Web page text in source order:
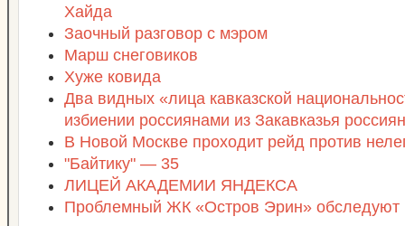
Хайда
Заочный разговор с мэром
Марш снеговиков
Хуже ковида
Два видных «лица кавказской
избиении россиянами из Закавказья
В Новой Москве проходит рейд против
"Байтику" — 35
ЛИЦЕЙ АКАДЕМИИ ЯНДЕКСА
Проблемный ЖК «Остров Эрин» обследуют